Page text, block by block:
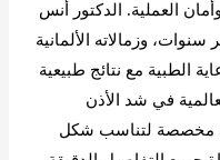
العملية. الدكتور أنس
وزمالاته الألمانية
الطبية مع نتائج طبيعية
في شد الأذن
مخصصة لتناسب شكل